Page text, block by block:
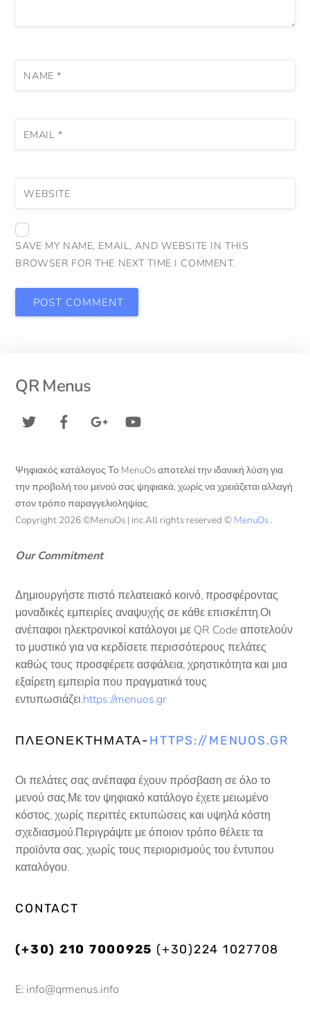
NAME*
EMAIL *
WEBSITE
SAVE MY NAME, EMAIL, AND WEBSITE IN THIS
BROWSER FOR THE NEXT TIME I COMMENT.
QR Menus
Ψηφιακός κατάλογος Το MenuOs αποτελεί την ιδανική λύση για
την προβολή του μενού σας ψηφιακά, χωρίς να χρειάζεται αλλαγή
στον τρόπο παραγγελιοληψίας.
Copyright 2026 ©MenuOs | inc.All rights reserved © MenuOs .
Our Commitment
Δημιουργήστε πιστό πελατειακό κοινό, προσφέροντας
μοναδικές εμπειρίες αναψυχής σε κάθε επισκέπτη.Οι
ανέπαφοι ηλεκτρονικοί κατάλογοι με QR Code αποτελούν
το μυστικό για να κερδίσετε περισσότερους πελάτες
καθώς τους προσφέρετε ασφάλεια, χρηστικότητα και μια
εξαίρετη εμπειρία που πραγματικά τους
εντυπωσιάζει.https://menuos.gr
ΠΛΕΟΝΕΚΤΗΜΑΤΑ- HTTPS://MENUOS.GR
Οι πελάτες σας ανέπαφα έχουν πρόσβαση σε όλο το
μενού σας.Με τον ψηφιακό κατάλογο έχετε μειωμένο
κόστος, χωρίς περιττές εκτυπώσεις και υψηλά κόστη
σχεδιασμού.Περιγράψτε με όποιον τρόπο θέλετε τα
προϊόντα σας, χωρίς τους περιορισμούς του έντυπου
καταλόγου.
CONTACT
(+30) 210 7000925 (+30)224 1027708
E: info@qrmenus.info